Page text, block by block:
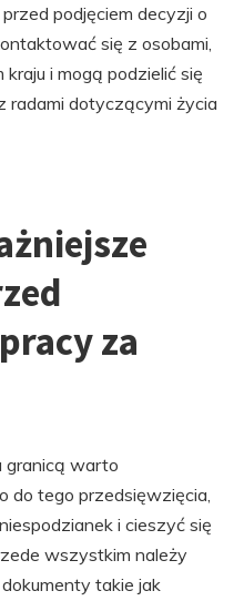
podjęciem decyzji o
się z osobami,
i mogą podzielić się
radami dotyczącymi życia
za
granicą warto
do tego przedsięwzięcia,
i cieszyć się
wszystkim należy
takie jak